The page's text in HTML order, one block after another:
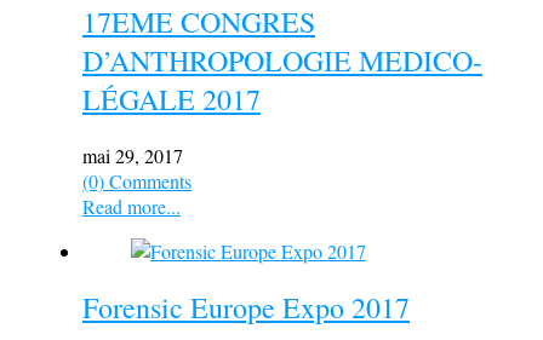
17EME CONGRES
D’ANTHROPOLOGIE MEDICO-
LÉGALE 2017
mai 29, 2017
(0) Comments
Read more...
Forensic Europe Expo 2017